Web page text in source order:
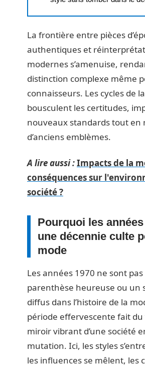
La frontière entre pièces
authentiques et
modernes s’amenuise,
distinction complexe même
connaisseurs. Les cycles de
bousculent les certitudes,
nouveaux standards tout en
d’anciens emblèmes.
A lire aussi :Impacts de la
conséquences sur
société ?
Pourquoi les
une décennie culte
mode
Les années 1970 ne sont pas
parenthèse heureuse ou un
diffus dans l’histoire de la
période effervescente fait
miroir vibrant d’une société
mutation. Ici, les styles
les influences se mêlent, les